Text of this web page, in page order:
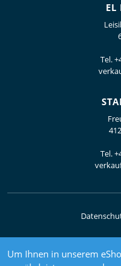
Um Ihnen in unserem
EL
Tel.
Tel.
© 2026